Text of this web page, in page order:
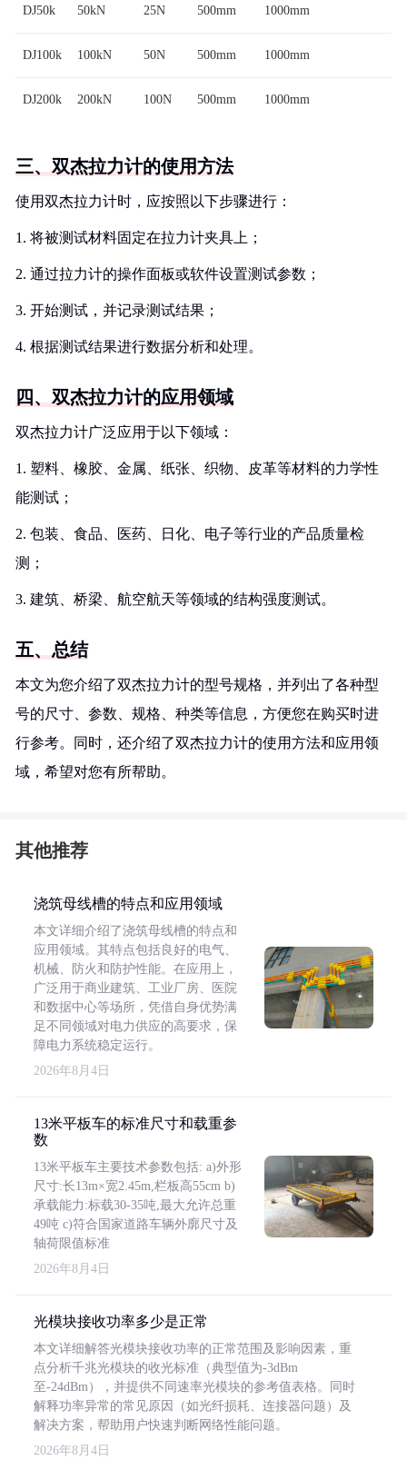
DJ50k 50kN 25N 500mm 1000mm
DJ100k 100kN 50N 500mm 1000mm
DJ200k 200kN 100N 500mm 1000mm
三、双杰拉力计的使用方法
使用双杰拉力计时，应按照以下步骤进行：
1. 将被测试材料固定在拉力计夹具上；
2. 通过拉力计的操作面板或软件设置测试参数；
3. 开始测试，并记录测试结果；
4. 根据测试结果进行数据分析和处理。
四、双杰拉力计的应用领域
双杰拉力计广泛应用于以下领域：
1. 塑料、橡胶、金属、纸张、织物、皮革等材料的力学性
能测试；
2. 包装、食品、医药、日化、电子等行业的产品质量检
测；
3. 建筑、桥梁、航空航天等领域的结构强度测试。
五、总结
本文为您介绍了双杰拉力计的型号规格，并列出了各种型
号的尺寸、参数、规格、种类等信息，方便您在购买时进
行参考。同时，还介绍了双杰拉力计的使用方法和应用领
域，希望对您有所帮助。
其他推荐
浇筑母线槽的特点和应用领域
本文详细介绍了浇筑母线槽的特点和
应用领域。其特点包括良好的电气、
机械、防火和防护性能。在应用上，
广泛用于商业建筑、工业厂房、医院
和数据中心等场所，凭借自身优势满
足不同领域对电力供应的高要求，保
障电力系统稳定运行。
2026年8月4日
13米平板车的标准尺寸和载重参
数
13米平板车主要技术参数包括: a)外形
尺寸:长13m×宽2.45m,栏板高55cm b)
承载能力:标载30-35吨,最大允许总重
49吨 c)符合国家道路车辆外廓尺寸及
轴荷限值标准
2026年8月4日
光模块接收功率多少是正常
本文详细解答光模块接收功率的正常范围及影响因素，重
点分析千兆光模块的收光标准（典型值为-3dBm
至-24dBm），并提供不同速率光模块的参考值表格。同时
解释功率异常的常见原因（如光纤损耗、连接器问题）及
解决方案，帮助用户快速判断网络性能问题。
2026年8月4日